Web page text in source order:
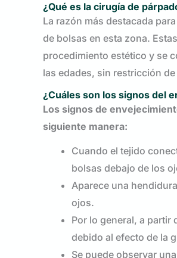
¿Qué es la cirugía de
La razón más destacada
de bolsas en esta zona.
procedimiento estético y se
las edades, sin restricción de
¿Cuáles son los signos del
Los signos de
siguiente manera:
Cuando el tejido
bolsas debajo de los
Aparece una
ojos.
Por lo general, a partir
debido al efecto de la
Se puede observar